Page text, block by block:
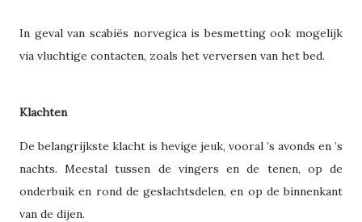
In geval van scabiës norvegica is besmetting ook mogelijk
via vluchtige contacten, zoals het verversen van het bed.
Klachten
De belangrijkste klacht is hevige jeuk, vooral ’s avonds en ’s
nachts. Meestal tussen de vingers en de tenen, op de
onderbuik en rond de geslachtsdelen, en op de binnenkant
van de dijen.